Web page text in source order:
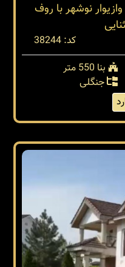
نوشهر با روف
کد: 38244
بنا 550 متر
جنگلی